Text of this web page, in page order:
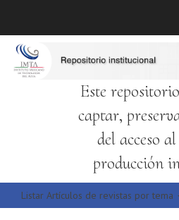
Este
captar,
del acceso
producción
Listar Artículos de revistas por tema